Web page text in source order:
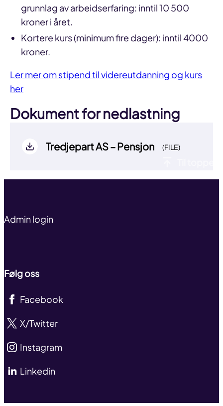
grunnlag av arbeidserfaring: inntil 10 500
kroner i året.
Kortere kurs (minimum fire dager): inntil 4000
kroner.
Ler mer om stipend til videreutdanning og kurs
her
Dokument for nedlastning
Tredjepart AS – Pensjon (FILE)
Admin login
Følg oss
Facebook
X/Twitter
Instagram
Linkedin